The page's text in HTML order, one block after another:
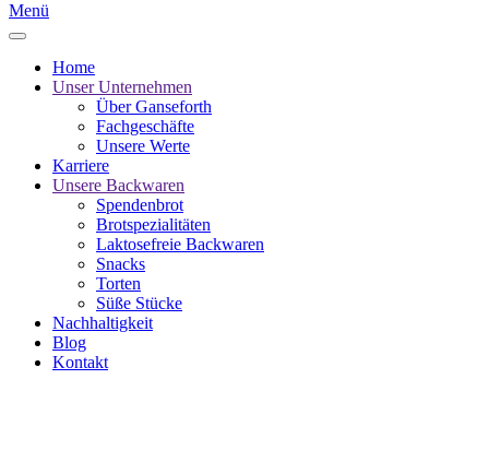
Menü
Home
Unser Unternehmen
Über Ganseforth
Fachgeschäfte
Unsere Werte
Karriere
Unsere Backwaren
Spendenbrot
Brotspezialitäten
Laktosefreie Backwaren
Snacks
Torten
Süße Stücke
Nachhaltigkeit
Blog
Kontakt